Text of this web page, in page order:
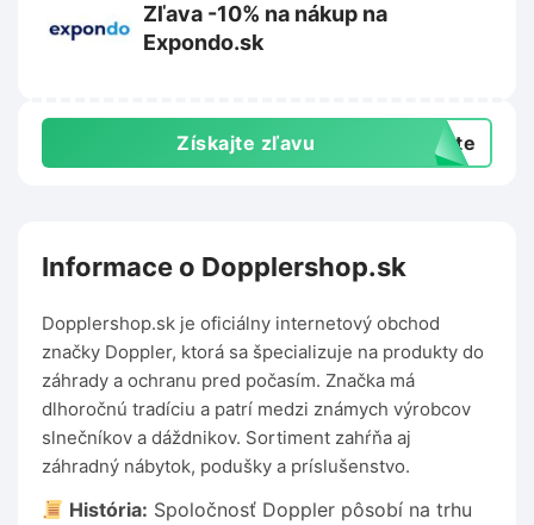
Zľava -10% na nákup na
Expondo.sk
Získajte zľavu exte
Informace o Dopplershop.sk
Dopplershop.sk je oficiálny internetový obchod
značky Doppler, ktorá sa špecializuje na produkty do
záhrady a ochranu pred počasím. Značka má
dlhoročnú tradíciu a patrí medzi známych výrobcov
slnečníkov a dáždnikov. Sortiment zahŕňa aj
záhradný nábytok, podušky a príslušenstvo.
História: Spoločnosť Doppler pôsobí na trhu